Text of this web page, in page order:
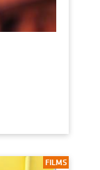
FILMS